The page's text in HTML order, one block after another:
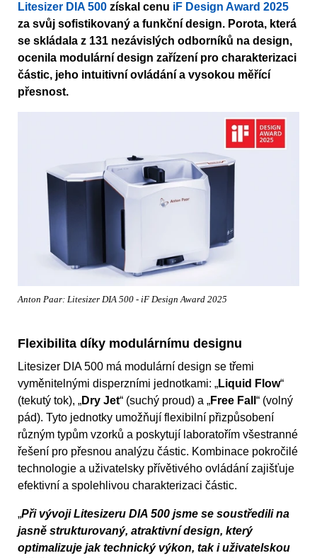
Litesizer DIA 500 získal cenu iF Design Award 2025
za svůj sofistikovaný a funkční design. Porota, která
se skládala z 131 nezávislých odborníků na design,
ocenila modulární design zařízení pro charakterizaci
částic, jeho intuitivní ovládání a vysokou měřící
přesnost.
Anton Paar: Litesizer DIA 500 - iF Design Award 2025
Flexibilita díky modulárnímu designu
Litesizer DIA 500 má modulární design se třemi
vyměnitelnými disperzními jednotkami: „Liquid Flow“
(tekutý tok), „Dry Jet“ (suchý proud) a „Free Fall “ (volný
pád). Tyto jednotky umožňují flexibilní přizpůsobení
různým typům vzorků a poskytují laboratořím všestranné
řešení pro přesnou analýzu částic. Kombinace pokročilé
technologie a uživatelsky přívětivého ovládání zajišťuje
efektivní a spolehlivou charakterizaci částic.
„Při vývoji Litesizeru DIA 500 jsme se soustředili na
jasně strukturovaný, atraktivní design, který
optimalizuje jak technický výkon, tak i uživatelskou